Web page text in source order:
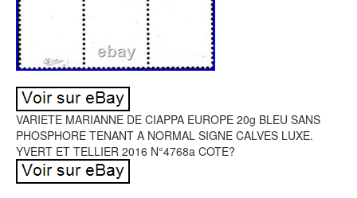
VARIETE MARIANNE DE CIAPPA EUROPE 20g BLEU SANS
PHOSPHORE TENANT A NORMAL SIGNE CALVES LUXE.
YVERT ET TELLIER 2016 N°4768a COTE?